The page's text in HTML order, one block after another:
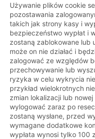
Używanie plików cookie
pozostawania
takich jak strony kasy i
bezpieczeństwo wypłat i
zostaną zablokowane lub
może on nie działać i
zalogować ze względów
przechowywanie lub
ryzyka w celu wykrycia
przykład wielokrotnych
zmian lokalizacji lub
wylogować zaraz po
zostaną wysłane, przed
wymagane dodatkowe
wypłata wynosi tylko 100